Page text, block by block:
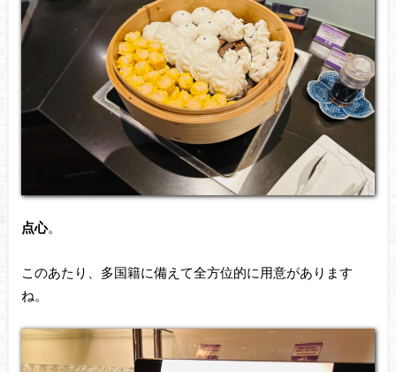
点心。
このあたり、多国籍に備えて全方位的に用意があります
ね。